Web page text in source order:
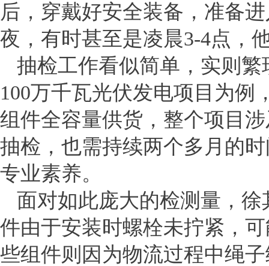
后，穿戴好安全装备，准备
夜，有时甚至是凌晨3-4点，
抽检工作看似简单，实则
100万千瓦光伏发电项目为例
组件全容量供货，整个项目
抽检，也需持续两个多月的
专业素养。
面对如此庞大的检测量，
件由于安装时螺栓未拧紧，
些组件则因为物流过程中绳